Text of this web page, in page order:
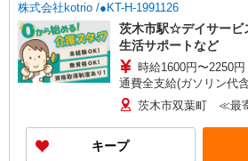
株式会社kotrio /●KT-H-1991126
茨木市駅☆デイサービ
生活サポートなど
時給1600円〜2250
通費全支給(ガソリン代
茨木市双葉町 ≪最
キープ